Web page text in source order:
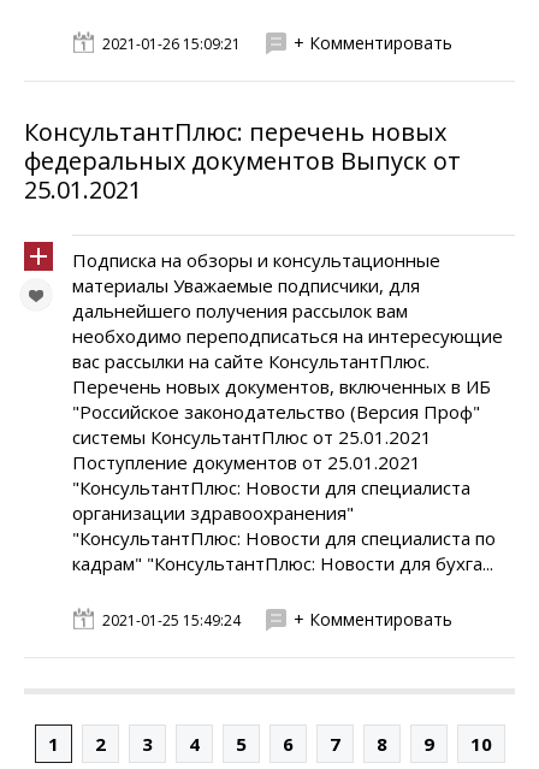
2021-01-26 15:09:21 + Комментировать
КонсультантПлюс: перечень новых
федеральных документов Выпуск от
25.01.2021
Подписка на обзоры и консультационные
материалы Уважаемые подписчики, для
дальнейшего получения рассылок вам
необходимо переподписаться на интересующие
вас рассылки на сайте КонсультантПлюс.
Перечень новых документов, включенных в ИБ
"Российское законодательство (Версия Проф"
системы КонсультантПлюс от 25.01.2021
Поступление документов от 25.01.2021
"КонсультантПлюс: Новости для специалиста
организации здравоохранения"
"КонсультантПлюс: Новости для специалиста по
кадрам" "КонсультантПлюс: Новости для бухга...
2021-01-25 15:49:24 + Комментировать
1 2 3 4 5 6 7 8 9 10